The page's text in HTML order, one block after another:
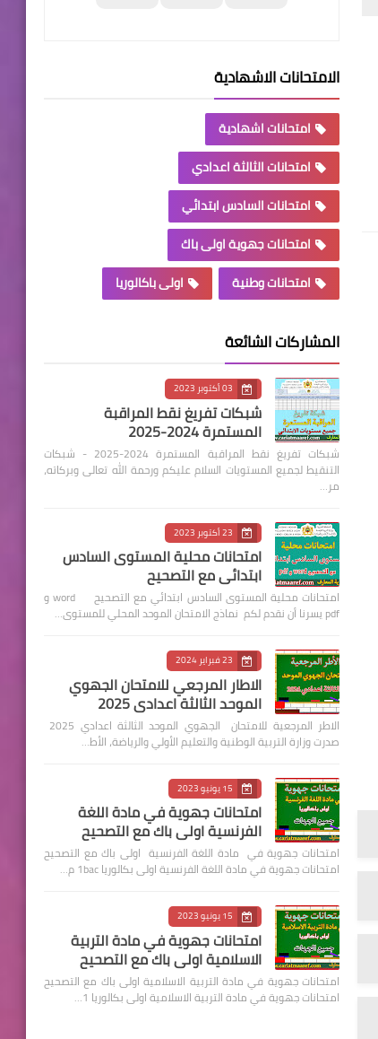
الامتحانات الاشهادية
امتحانات اشهادية
امتحانات الثالثة اعدادي
امتحانات السادس ابتدائي
امتحانات جهوية اولى باك
امتحانات وطنية
اولى باكالوريا
المشاركات الشائعة
03 أكتوبر 2023
شبكات تفريغ نقط المراقبة
المستمرة 2024-2025
شبكات تفريغ نقط المراقبة المستمرة 2024-2025 - شبكات
التنقيط لجميع المستويات السلام عليكم ورحمة الله تعالى وبركاته،
مر…
23 أكتوبر 2023
امتحانات محلية المستوى السادس
ابتدائي مع التصحيح
امتحانات محلية المستوى السادس ابتدائي مع التصحيح word و
pdf يسرنا أن نقدم لكم نماذج الامتحان الموحد المحلي للمستوى…
23 فبراير 2024
الاطار المرجعي للامتحان الجهوي
الموحد الثالثة اعدادي 2025
صدرت وزارة التربية الوطنية والتعليم الأولي والرياضة، الأط…
15 يونيو 2023
امتحانات جهوية في مادة اللغة
الفرنسية اولى باك مع التصحيح
امتحانات جهوية في مادة اللغة الفرنسية اولى باك مع التصحيح
امتحانات جهوية في مادة اللغة الفرنسية اولى بكالوريا 1bac م…
15 يونيو 2023
امتحانات جهوية في مادة التربية
الاسلامية اولى باك مع التصحيح
امتحانات جهوية في مادة التربية الاسلامية اولى باك مع التصحيح
امتحانات جهوية في مادة التربية الاسلامية اولى بكالوريا 1…